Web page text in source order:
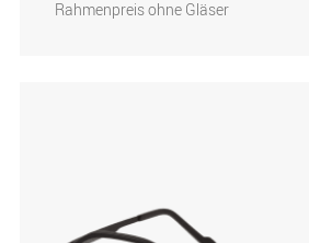
Rahmenpreis ohne Gläser